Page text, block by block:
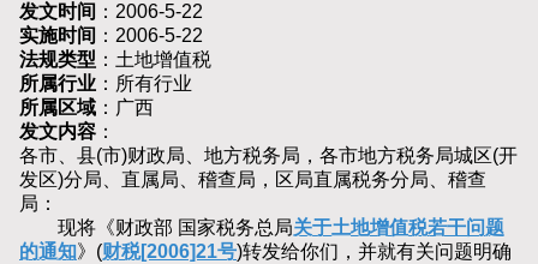
发文时间 ：2006-5-22
实施时间 ：2006-5-22
法规类型 ：土地增值税
所属行业 ：所有行业
所属区域 ：广西
发文内容 ：
各市、县(市)财政局、地方税务局，各市地方税务局城区(开
发区)分局、直属局、稽查局，区局直属税务分局、稽查
局：
现将《财政部 国家税务总局关于土地增值税若干问题
的通知》(财税[2006]21号)转发给你们，并就有关问题明确